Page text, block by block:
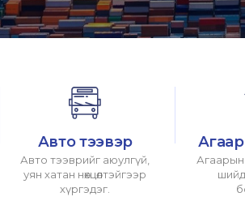
Авто тээвэр
Авто тээврийг аюулгүй,
уян хатан нөхцөлтэйгээр
хүргэдэг.
Агаарын